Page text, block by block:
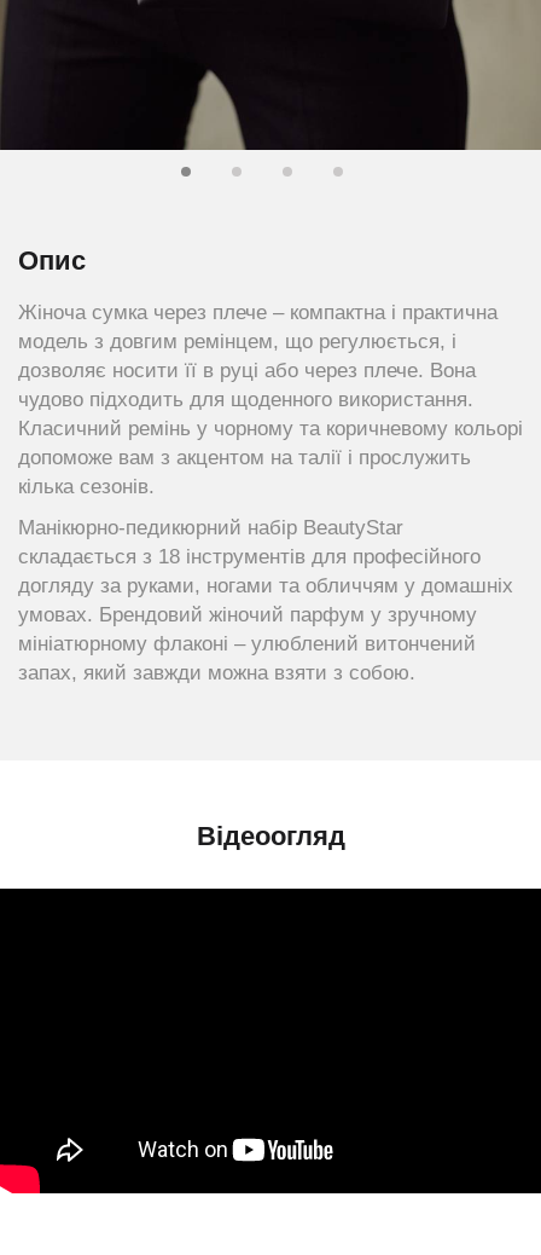
Опис
Жіноча сумка через плече – компактна і практична
модель з довгим ремінцем, що регулюється, і
дозволяє носити її в руці або через плече. Вона
чудово підходить для щоденного використання.
Класичний ремінь у чорному та коричневому кольорі
допоможе вам з акцентом на талії і прослужить
кілька сезонів.
Манікюрно-педикюрний набір BeautyStar
складається з 18 інструментів для професійного
догляду за руками, ногами та обличчям у домашніх
умовах. Брендовий жіночий парфум у ​​зручному
мініатюрному флаконі – улюблений витончений
запах, який завжди можна взяти з собою.
Відеоогляд